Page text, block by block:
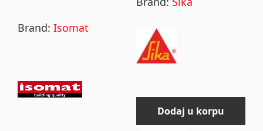
Brand: Isomat
Dodaj u korpu
the
page